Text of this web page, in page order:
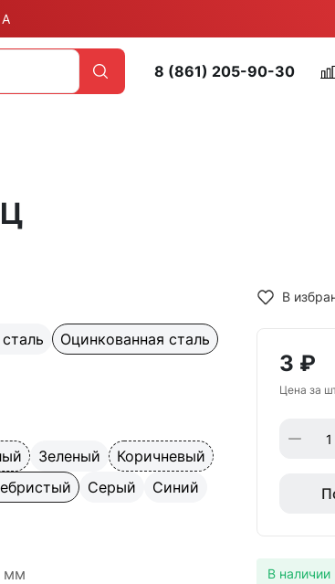
8 (861) 205-90-30
Оцинкованная сталь
Зеленый
Коричневый
Серый
Синий
мм
В
3 ₽
Цена за
В наличии